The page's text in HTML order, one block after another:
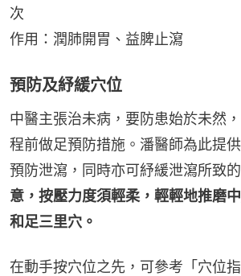
次
作用：潤肺開胃、益脾止瀉
預防及紓緩穴位
中醫主張治未病，要防患始於未然
程前做足預防措施。潘醫師為此提
預防泄瀉，同時亦可紓緩泄瀉所致的
意，按壓力度須輕柔，輕輕地推磨
和足三里穴。
在動手按穴位之先，可參考「穴位